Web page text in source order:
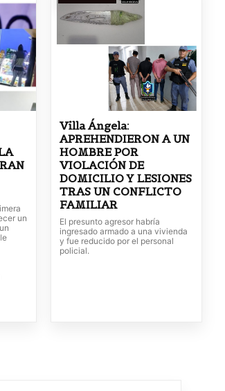
un
Villa Ángela:
APREHENDIERON A UN
HOMBRE POR
VIOLACIÓN DE
DOMICILIO Y LESIONES
TRAS UN CONFLICTO
FAMILIAR
El presunto agresor habría
ingresado armado a una vivienda
y fue reducido por el personal
policial.